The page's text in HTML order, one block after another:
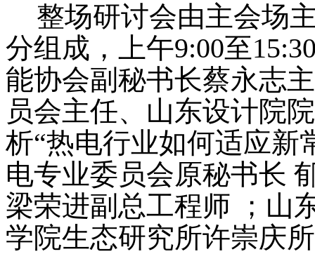
整场研讨会由主会场
分组成，上午9:00至
能协会副秘书长蔡永志
员会主任、山东设计院
析“热电行业如何适应新
电专业委员会原秘书长
梁荣进副总工程师 ；山
学院生态研究所许崇庆